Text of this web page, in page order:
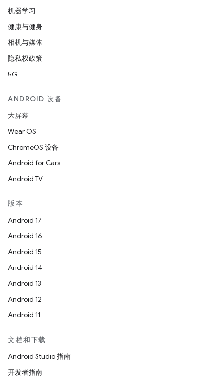
机器学习
健康与健身
相机与媒体
隐私权政策
5G
ANDROID 设备
大屏幕
Wear OS
ChromeOS 设备
Android for Cars
Android TV
版本
Android 17
Android 16
Android 15
Android 14
Android 13
Android 12
Android 11
文档和下载
Android Studio 指南
开发者指南